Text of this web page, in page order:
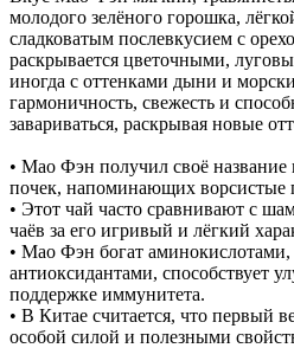
молодого зелёного горошка,
сладковатым послевкусием с
раскрывается цветочными,
иногда с оттенками дыни и
гармоничность, свежесть и
завариваться, раскрывая новые
• Мао Фэн получил своё
почек, напоминающих ворсистые
• Этот чай часто сравнивают с
чаёв за его игривый и лёгкий
• Мао Фэн богат
антиоксидантами, способствует
поддержке иммунитета.
• В Китае считается, что первый
особой силой и полезными